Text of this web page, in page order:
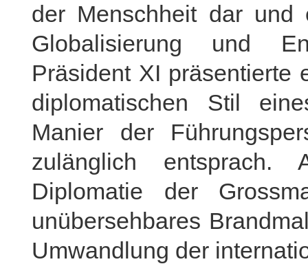
der Menschheit dar und
Globalisierung und
Präsident XI präsentierte
diplomatischen Stil
Manier der
zulänglich entsprach.
Diplomatie der
unübersehbares
Umwandlung der